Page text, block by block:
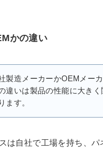
かの違い
製造メーカーかOEMメー
違いは製品の性能に大きく
ます。
は自社で工場を持ち、パ